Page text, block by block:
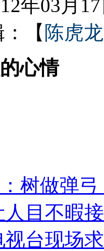
隐情"
人展
力深夜将其击毙
狠手拳打脚踢
年03月
【 陈虎龙
心情
树做弹
目不暇接
台现场